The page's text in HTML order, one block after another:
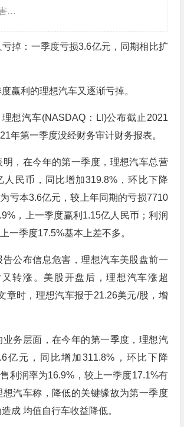
…
：一季度亏损3.6亿元，同期相比扩
利的理想汽车又逐渐亏掉。
汽车(NASDAQ：LI)公布截止2021
年第一季度没经财务审计财务报表。
在今年的第一季度，理想汽车总营
人民币，同比增加319.8%，环比下降
亏本3.6亿元，较上年同期的亏损7710
，上一季度赢利1.15亿人民币；利润
一季度17.5%基本上差不多。
布信息危害，理想汽车美股盘前一
转涨。美股开盘后，理想汽车涨超
章时，理想汽车报于21.26美元/股，增
层面，在今年的第一季度，理想汽
亿元，同比增加311.8%，环比下降
利润率为16.9%，较上一季度17.1%有
想汽车称，降低的关键缘故为第一季度
成 均值自行车收益降低。